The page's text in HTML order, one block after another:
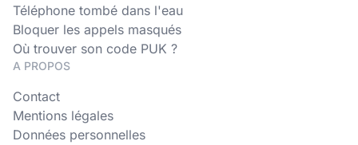
Téléphone tombé dans l'eau
Bloquer les appels masqués
Où trouver son code PUK ?
A PROPOS
Contact
Mentions légales
Données personnelles